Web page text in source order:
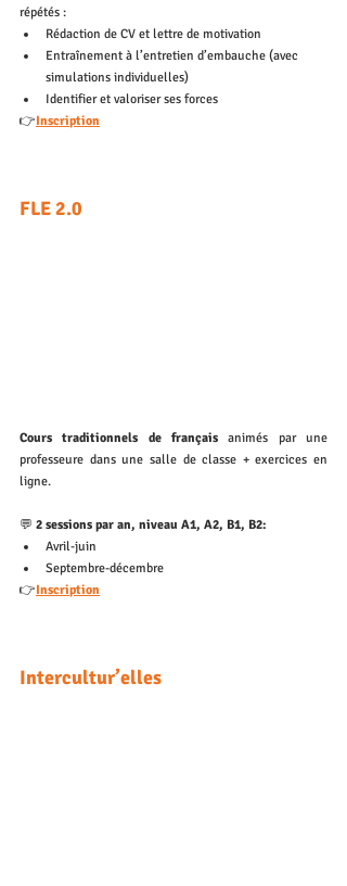
répétés :
Rédaction de CV et lettre de motivation
Entraînement à l’entretien d’embauche (avec
simulations individuelles)
Identifier et valoriser ses forces
👉Inscription
FLE 2.0
Cours traditionnels de français animés par une
professeure dans une salle de classe + exercices en
ligne.
💬 2 sessions par an, niveau A1, A2, B1, B2:
Avril-juin
Septembre-décembre
👉Inscription
Intercultur’elles